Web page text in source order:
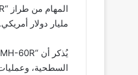
مليار دولار أمريكي.
السطحية،